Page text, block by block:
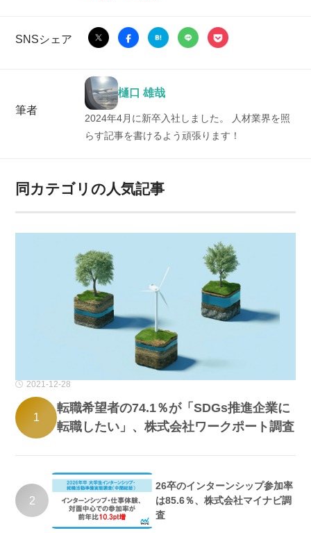
SNSシェア
筆者
樋口 雄哉
2024年4月に新卒入社しました。 人材業界を照
らす記事を書けるよう頑張ります！
同カテゴリの人気記事
2021-12-28
1
転職希望者の74.1％が「SDGs推進企業に
転職したい」、株式会社ワークポート調査
2
26卒のインターンシップ参加率
は85.6％、株式会社マイナビ調
査